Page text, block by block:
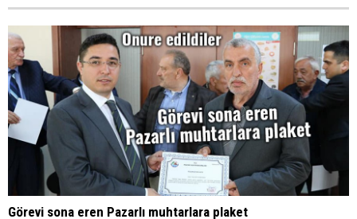
Görevi sona eren Pazarlı muhtarlara plaket